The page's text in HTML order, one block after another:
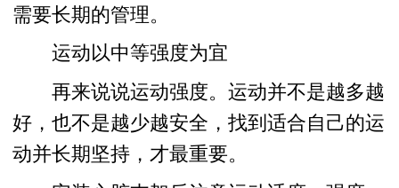
需要长期的管理。
运动以中等强度为宜
再来说说运动强度。运动并不是越多越
好，也不是越少越安全，找到适合自己的运
动并长期坚持，才最重要。